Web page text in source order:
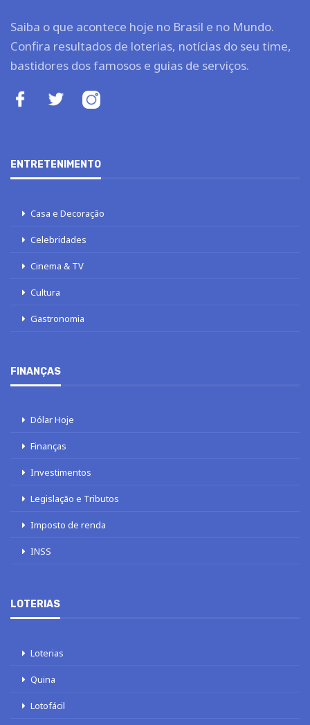
Saiba o que acontece hoje no Brasil e no Mundo.
Confira resultados de loterias, notícias do seu time,
bastidores dos famosos e guias de serviços.
ENTRETENIMENTO
Casa e Decoração
Celebridades
Cinema & TV
Cultura
Gastronomia
FINANÇAS
Dólar Hoje
Finanças
Investimentos
Legislação e Tributos
Imposto de renda
INSS
LOTERIAS
Loterias
Quina
Lotofácil